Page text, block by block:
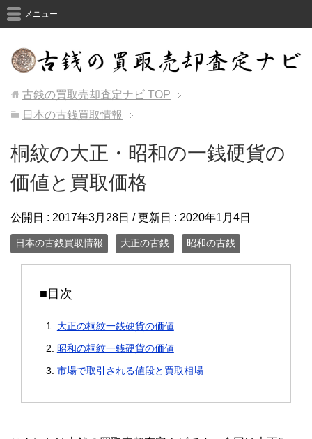
メニュー
古銭の買取売却査定ナビ TOP
日本の古銭買取情報
桐紋の大正・昭和の一銭硬貨の
価値と買取価格
公開日 : 2017年3月28日 / 更新日 : 2020年1月4日
日本の古銭買取情報 大正の古銭 昭和の古銭
■目次
大正の桐紋一銭硬貨の価値
昭和の桐紋一銭硬貨の価値
市場で取引される値段と買取相場